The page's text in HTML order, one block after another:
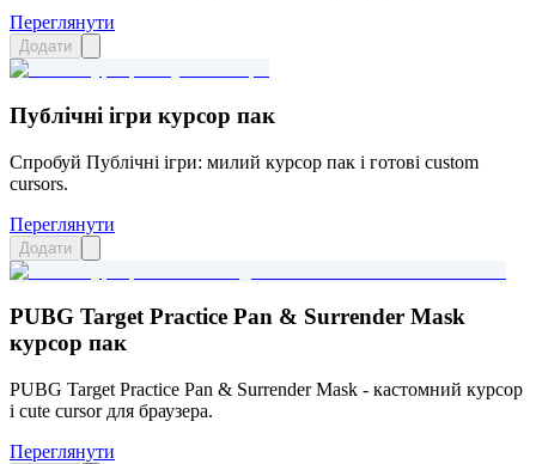
Переглянути
Додати
Публічні ігри курсор пак
Спробуй Публічні ігри: милий курсор пак і готові custom
cursors.
Переглянути
Додати
PUBG Target Practice Pan & Surrender Mask
курсор пак
PUBG Target Practice Pan & Surrender Mask - кастомний курсор
і cute cursor для браузера.
Переглянути